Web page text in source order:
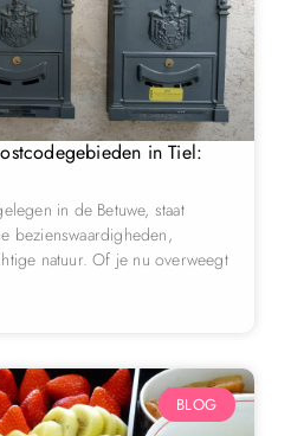
in Tiel:
in de Betuwe, staat
bezienswaardigheden,
natuur. Of je nu overweegt
BLOG